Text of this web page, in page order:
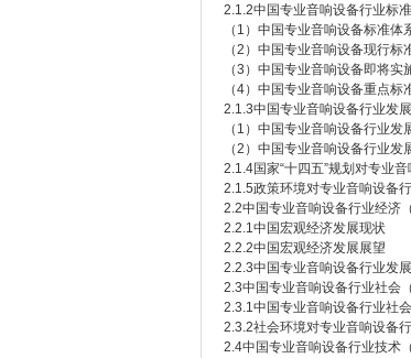
2.1.2中国专业音响设备行业标
（1）中国专业音响设备标准体
（2）中国专业音响设备现行标
（3）中国专业音响设备即将实
（4）中国专业音响设备重点标
2.1.3中国专业音响设备行业发
（1）中国专业音响设备行业发
（2）中国专业音响设备行业发
2.1.4国家“十四五”规划对专业
2.1.5政策环境对专业音响设备
2.2中国专业音响设备行业经济
2.2.1中国宏观经济发展现状
2.2.2中国宏观经济发展展望
2.2.3中国专业音响设备行业发
2.3中国专业音响设备行业社会
2.3.1中国专业音响设备行业社
2.3.2社会环境对专业音响设备
2.4中国专业音响设备行业技术